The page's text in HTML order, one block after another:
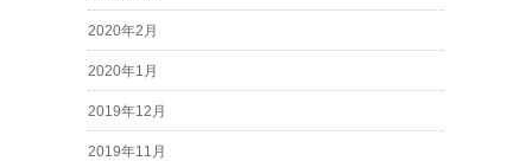
2020年2月
2020年1月
2019年12月
2019年11月